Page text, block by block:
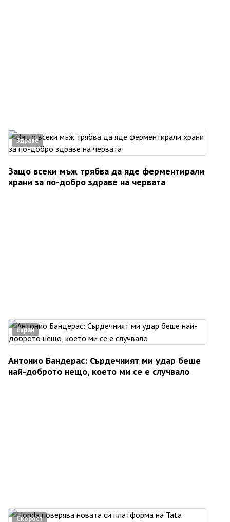
Здраве
Защо всеки мъж трябва да яде ферментирали
храни за по-добро здраве на червата
Екран
Антонио Бандерас: Сърдечният ми удар беше
най-доброто нещо, което ми се е случвало
Скорост